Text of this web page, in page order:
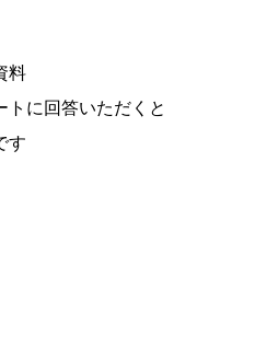
料
に回答いただくと
す